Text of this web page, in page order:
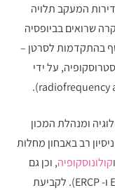
המעקב תלויה
שרואים בביופסיה
בהתקדמות לסרטן –
על ידי
ומנהלת המכון
רב באבחון מחלות
קולונוסקופיה, וכן גם
בדיקות אנדוסקופיות מורכבות יותר (כגון EUS ו- ERCP). לקביעת